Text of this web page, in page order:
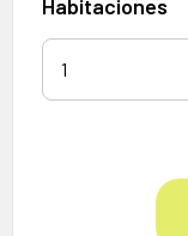
Habitaciones